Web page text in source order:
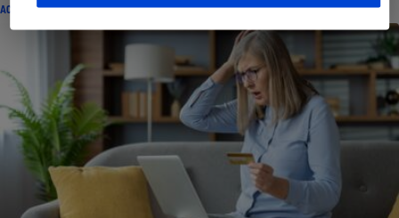
ACTION QUE CHOISIR ENSEMBLE